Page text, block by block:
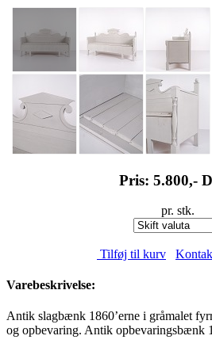
Pris: 5.800,-
pr. stk.
Tilføj til kurv
Varebeskrivelse:
Antik slagbænk 1860’erne i gråmalet
og opbevaring. Antik opbevaringsbænk